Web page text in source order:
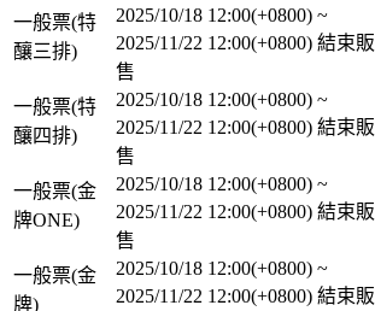
一般票(特
釀三排)
2025/10/18 12:00(+0800) ~
2025/11/22 12:00(+0800) 結束販
售
一般票(特
釀四排)
2025/10/18 12:00(+0800) ~
2025/11/22 12:00(+0800) 結束販
售
一般票(金
牌ONE)
2025/10/18 12:00(+0800) ~
2025/11/22 12:00(+0800) 結束販
售
一般票(金
牌)
2025/10/18 12:00(+0800) ~
2025/11/22 12:00(+0800) 結束販